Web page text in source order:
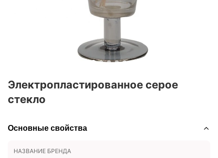
Электропластированное серое
стекло
Основные свойства
НАЗВАНИЕ БРЕНДА